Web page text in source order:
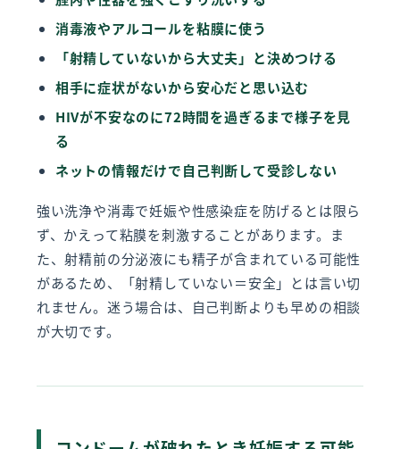
消毒液やアルコールを粘膜に使う
「射精していないから大丈夫」と決めつける
相手に症状がないから安心だと思い込む
HIVが不安なのに72時間を過ぎるまで様子を見
る
ネットの情報だけで自己判断して受診しない
強い洗浄や消毒で妊娠や性感染症を防げるとは限ら
ず、かえって粘膜を刺激することがあります。ま
た、射精前の分泌液にも精子が含まれている可能性
があるため、「射精していない＝安全」とは言い切
れません。迷う場合は、自己判断よりも早めの相談
が大切です。